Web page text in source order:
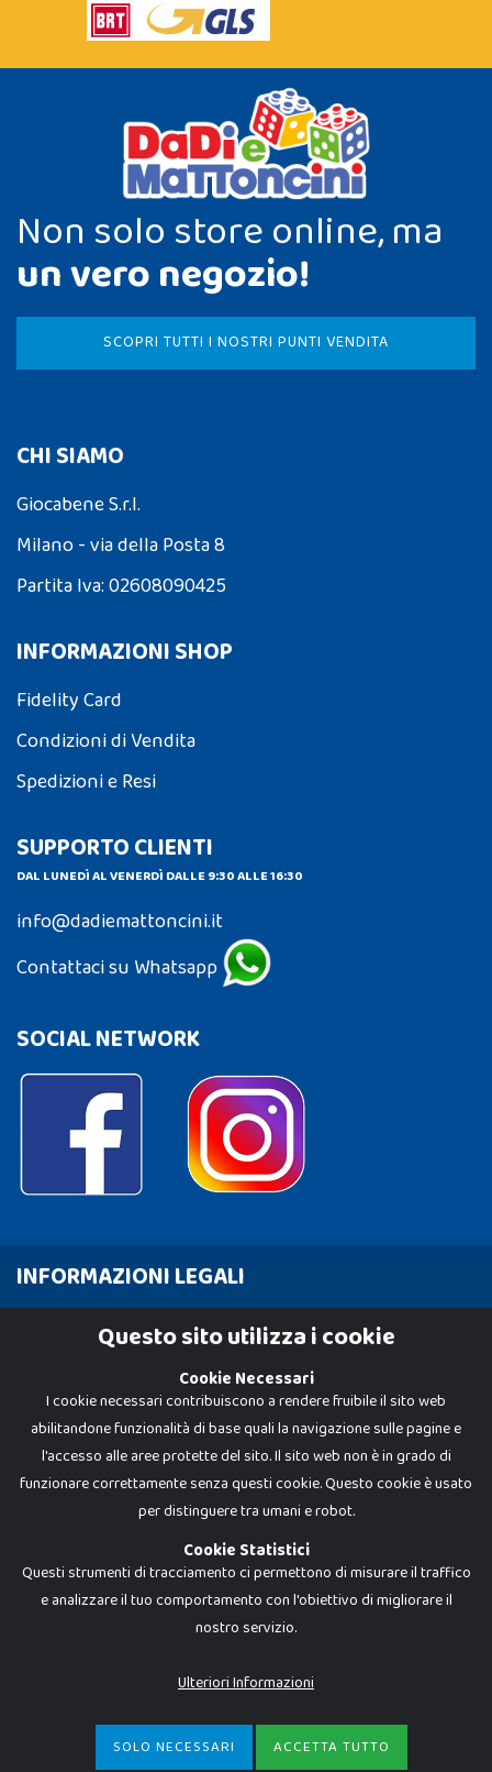
€139,99-ACQUISTA
Non solo store online, ma
un vero negozio!
SCOPRI TUTTI I NOSTRI PUNTI VENDITA
CHI SIAMO
Giocabene S.r.l.
Milano - via della Posta 8
Partita Iva: 02608090425
INFORMAZIONI SHOP
Fidelity Card
Condizioni di Vendita
Spedizioni e Resi
SUPPORTO CLIENTI
DAL LUNEDÌ AL VENERDÌ DALLE 9:30 ALLE 16:30
info@dadiemattoncini.it
Contattaci su Whatsapp
SOCIAL NETWORK
INFORMAZIONI LEGALI
Cookie Policy
Dadi e Mattoncini è un brand di Giocabene Srl. Ogni riproduzione o utilizzo non
I prezzi e le promozioni pubblicate potrebbero differire da quanto esposto in
Questo sito utilizza i cookie
Cookie Necessari
I cookie necessari contribuiscono a rendere fruibile il sito web
abilitandone funzionalità di base quali la navigazione sulle pagine e
l'accesso alle aree protette del sito. Il sito web non è in grado di
funzionare correttamente senza questi cookie. Questo cookie è usato
per distinguere tra umani e robot.
Cookie Statistici
Questi strumenti di tracciamento ci permettono di misurare il traffico
e analizzare il tuo comportamento con l'obiettivo di migliorare il
nostro servizio.
Ulteriori Informazioni
SOLO NECESSARI ACCETTA TUTTO